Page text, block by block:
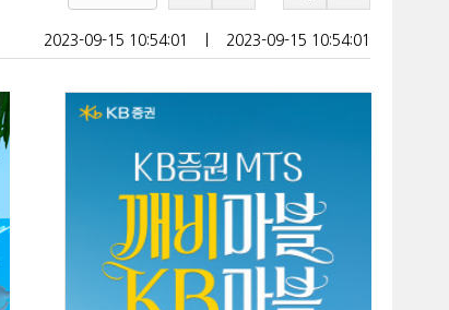
2023-09-15 10:54:01 2023-09-15 10:54:01